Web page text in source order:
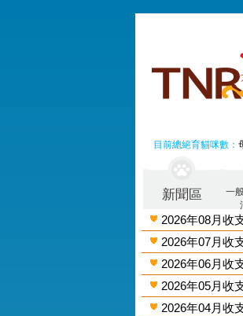
目前總絕育貓咪數：
新聞區
一
2026年08月收
2026年07月收
2026年06月收
2026年05月收
2026年04月收